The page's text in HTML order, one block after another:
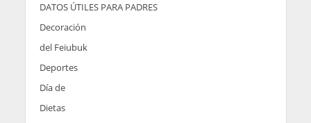
DATOS ÚTILES PARA PADRES
Decoración
del Feiubuk
Deportes
Día de
Dietas